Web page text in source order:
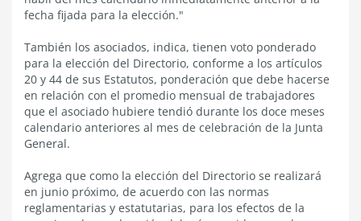
fecha fijada para la elección."
También los asociados, indica, tienen voto ponderado
para la elección del Directorio, conforme a los artículos
20 y 44 de sus Estatutos, ponderación que debe hacerse
en relación con el promedio mensual de trabajadores
que el asociado hubiere tendió durante los doce meses
calendario anteriores al mes de celebración de la Junta
General.
Agrega que como la elección del Directorio se realizará
en junio próximo, de acuerdo con las normas
reglamentarias y estatutarias, para los efectos de la